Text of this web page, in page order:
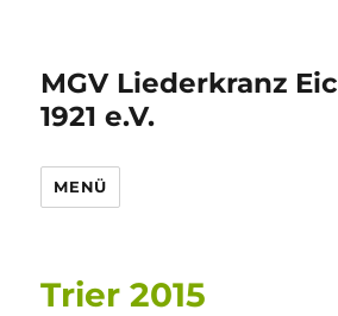
MGV Liederkranz
1921 e.V.
MENÜ
Trier 2015